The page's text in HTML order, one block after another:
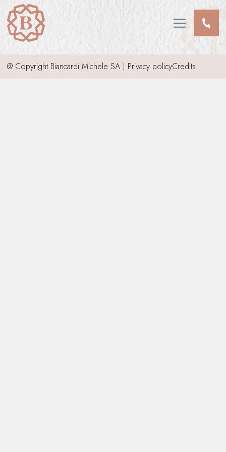
Open main
CHI SIAMO
SERVIZI
INFORMAZIONI DEFUNTI
INVIA CONDOGLIANZE
CONTATTI
@ Copyright Biancardi Michele SA | Privacy policyCredits